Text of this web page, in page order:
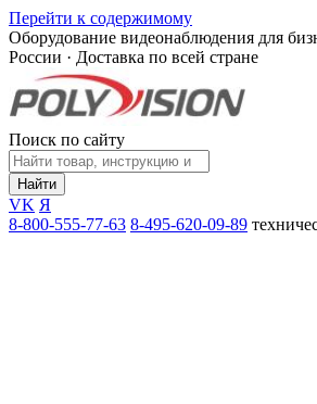
Перейти к содержимому
Оборудование видеонаблюдения для
России · Доставка по всей стране
Поиск по сайту
Найти
VK Я
8-800-555-77-63 8-495-620-09-89